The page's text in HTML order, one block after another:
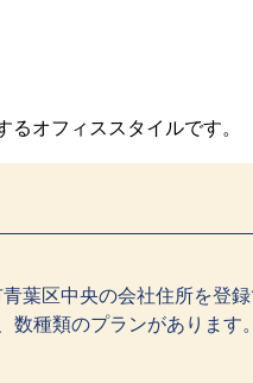
オフィススタイルです。
葉区中央の会社住所を登
種類のプランがあります